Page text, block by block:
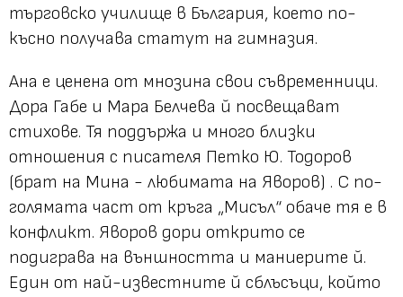
търговско училище в България, което по-
късно получава статут на гимназия.
Ана е ценена от мнозина свои съвременници.
Дора Габе и Мара Белчева й посвещават
стихове. Тя поддържа и много близки
отношения с писателя Петко Ю. Тодоров
(брат на Мина - любимата на Яворов) . С по-
голямата част от кръга „Мисъл“ обаче тя е в
конфликт. Яворов дори открито се
подиграва на външността и маниерите й.
Един от най-известните й сблъсъци, който